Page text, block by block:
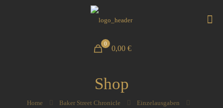
0
0,00 €
Shop
Home Baker Street Chronicle
Einzelausgaben